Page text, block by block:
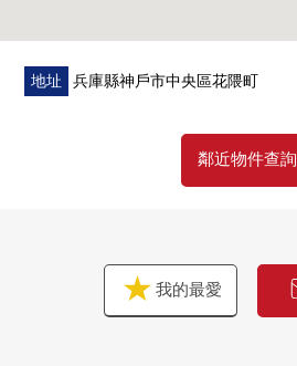
地址 兵庫縣神戶市中央區花隈町
鄰近物件查詢
我的最愛